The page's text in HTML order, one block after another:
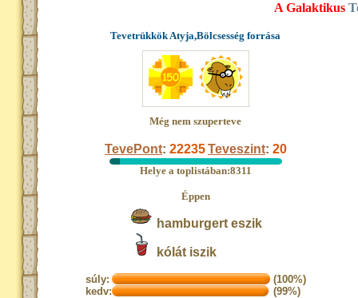
A Galaktikus
Tevetrükkök Atyja,Bölcsesség forrása
Még nem szuperteve
TevePont: 22235Teveszint: 20
Helye a toplistában:8311
Éppen
hamburgert eszik
kólát iszik
súly:
(100%)
kedv:
(99%)